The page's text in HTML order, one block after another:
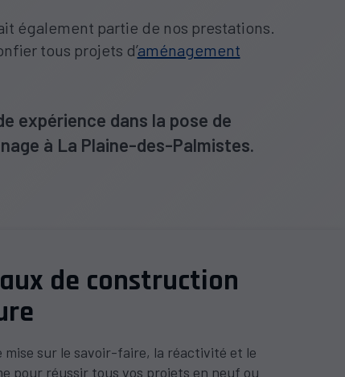
également partie de nos prestations.
tous projets d’aménagement
expérience dans la pose de
à La Plaine-des-Palmistes.
de construction
mise sur le savoir-faire, la réactivité et le
pour réussir tous vos projets en neuf ou